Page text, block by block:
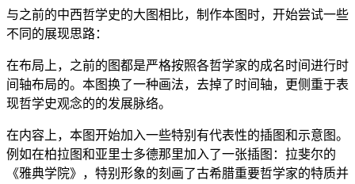
与之前的中西哲学史的大图相比，制作本图时，开始尝试一些
不同的展现思路：
在布局上，之前的图都是严格按照各哲学家的成名时间进行时
间轴布局的。本图换了一种画法，去掉了时间轴，更侧重于表
现哲学史观念的的发展脉络。
在内容上，本图开始加入一些特别有代表性的插图和示意图。
例如在柏拉图和亚里士多德那里加入了一张插图：拉斐尔的
《雅典学院》，特别形象的刻画了古希腊重要哲学家的特质并